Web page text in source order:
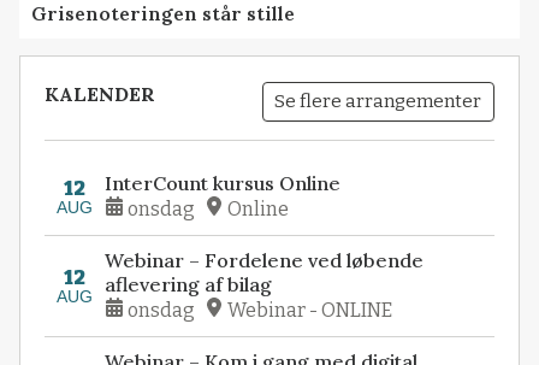
Grisenoteringen står stille
KALENDER Se flere arrangementer
12
AUG
InterCount kursus Online
onsdag Online
12
AUG
Webinar – Fordelene ved løbende
aflevering af bilag
onsdag Webinar - ONLINE